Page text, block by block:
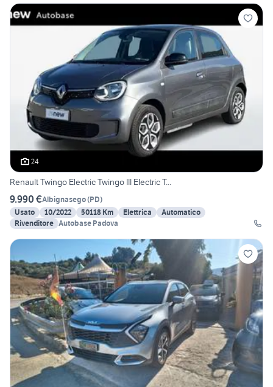
24
Renault Twingo Electric Twingo III Electric T...
9.990 €Albignasego(PD)
Usato
10/2022 50118 Km Elettrica
Automatico
Rivenditore Autobase Padova